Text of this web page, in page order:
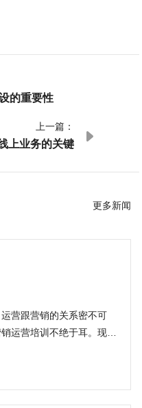
的重要性
上一篇：
上业务的关键

更多新闻
营跟营销的关系密不可
运营培训不绝于耳。现在